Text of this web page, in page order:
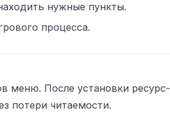
нужные пункты.
процесса.
меню. После установки ресурс-
потери читаемости.